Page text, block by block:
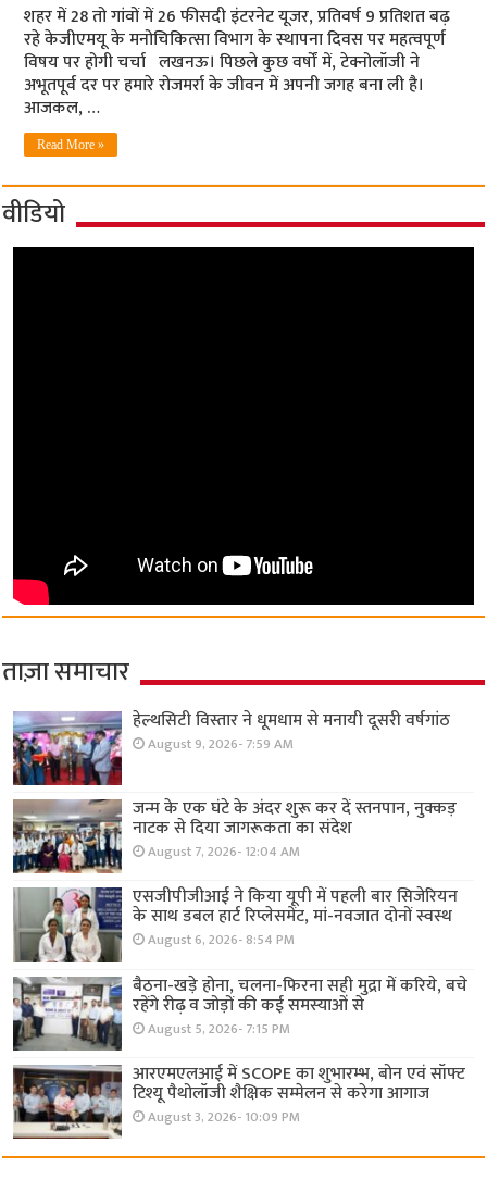
शहर में 28 तो गांवों में 26 फीसदी इंटरनेट यूजर, प्रतिवर्ष 9 प्रतिशत बढ़
रहे केजीएमयू के मनोचिकित्‍सा विभाग के स्‍थापना दिवस पर महत्‍वपूर्ण
विषय पर होगी चर्चा लखनऊ। पिछले कुछ वर्षों में, टेक्नोलॉजी ने
अभूतपूर्व दर पर हमारे रोजमर्रा के जीवन में अपनी जगह बना ली है।
आजकल, …
Read More »
वीडियो
ताज़ा समाचार
हेल्थसिटी विस्तार ने धूमधाम से मनायी दूसरी वर्षगांठ
August 9, 2026- 7:59 AM
जन्म के एक घंटे के अंदर शुरू कर दें स्तनपान, नुक्कड़
नाटक से दिया जागरूकता का संदेश
August 7, 2026- 12:04 AM
एसजीपीजीआई ने किया यूपी में पहली बार सिजेरियन
के साथ डबल हार्ट रिप्लेसमेंट, मां-नवजात दोनों स्वस्थ
August 6, 2026- 8:54 PM
बैठना-खड़े होना, चलना-फिरना सही मुद्रा में करिये, बचे
रहेंगे रीढ़ व जोड़ों की कई समस्याओं से
August 5, 2026- 7:15 PM
आरएमएलआई में SCOPE का शुभारम्भ, बोन एवं सॉफ्ट
टिश्यू पैथोलॉजी शैक्षिक सम्मेलन से करेगा आगाज
August 3, 2026- 10:09 PM